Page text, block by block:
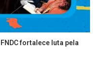
fortalece luta pela